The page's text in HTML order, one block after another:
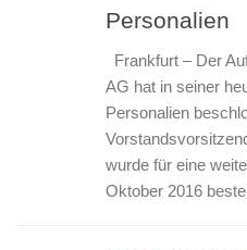
Personalien
Frankfurt – Der
AG hat in seiner
Personalien
wurde für eine
Oktober 2016